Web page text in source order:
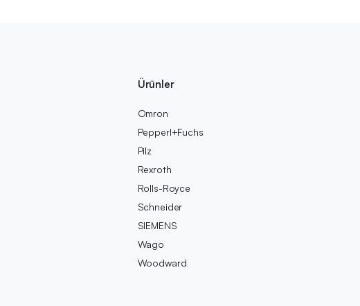
Ürünler
Omron
Pepperl+Fuchs
Pilz
Rexroth
Rolls-Royce
Schneider
SIEMENS
Wago
Woodward